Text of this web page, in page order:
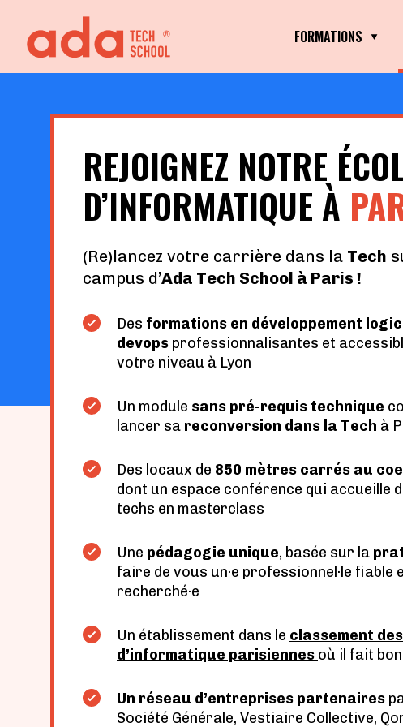
FORMATIONS
REJOIGNEZ NOTRE
D’INFORMATIQUE À
(Re)lancez votre carrière dans la Tech
campus d’Ada Tech School à Paris !
Des formations en développement
devops professionnalisantes et
votre niveau à Lyon
Un module sans pré-requis technique
lancer sa reconversion dans la Tech à
Des locaux de 850 mètres carrés au
dont un espace conférence qui accueille
techs en masterclass
Une pédagogie unique, basée sur la
faire de vous un·e professionnel·le fiable
recherché·e
Un établissement dans le classement
d’informatique parisiennes où il fait
Un réseau d’entreprises partenaires
Société Générale, Vestiaire Collective,